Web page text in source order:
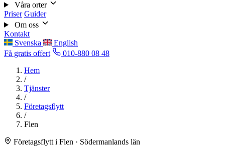
Våra orter
Priser Guider
Om oss
Kontakt
Svenska
English
Få gratis offert
010-880 08 48
Hem
/
Tjänster
/
Företagsflytt
/
Flen
Företagsflytt i Flen · Södermanlands län